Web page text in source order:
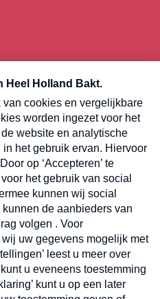
je in voor de
nieuwsbrief